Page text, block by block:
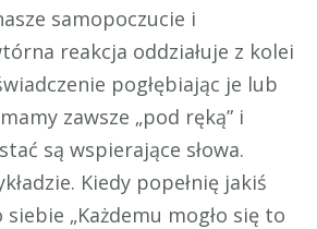
samopoczucie i
reakcja oddziałuje z kolei
pogłębiając je lub
zawsze „pod ręką” i
są wspierające słowa.
Kiedy popełnię jakiś
„Każdemu mogło się to